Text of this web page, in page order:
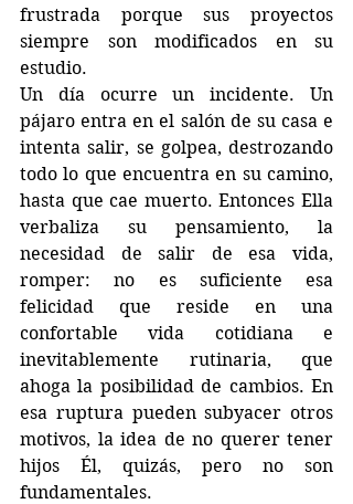
frustrada porque sus proyectos
siempre son modificados en su
estudio.
Un día ocurre un incidente. Un
pájaro entra en el salón de su casa e
intenta salir, se golpea, destrozando
todo lo que encuentra en su camino,
hasta que cae muerto. Entonces Ella
verbaliza su pensamiento, la
necesidad de salir de esa vida,
romper: no es suficiente esa
felicidad que reside en una
confortable vida cotidiana e
inevitablemente rutinaria, que
ahoga la posibilidad de cambios. En
esa ruptura pueden subyacer otros
motivos, la idea de no querer tener
hijos Él, quizás, pero no son
fundamentales.